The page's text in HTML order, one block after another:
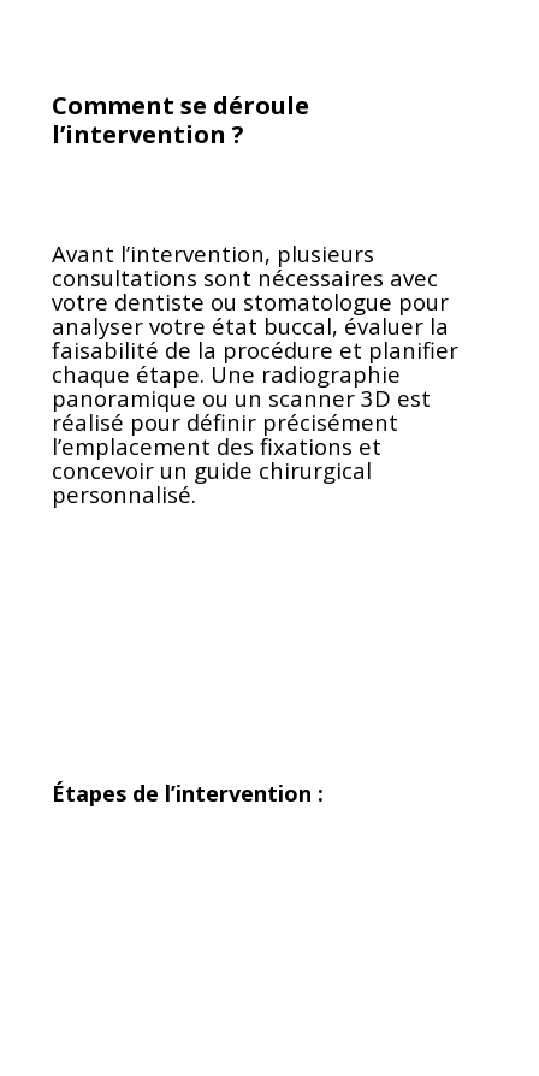
Comment se déroule
l’intervention ?
Avant l’intervention, plusieurs
consultations sont nécessaires avec
votre dentiste ou stomatologue pour
analyser votre état buccal, évaluer la
faisabilité de la procédure et planifier
chaque étape. Une radiographie
panoramique ou un scanner 3D est
réalisé pour définir précisément
l’emplacement des fixations et
concevoir un guide chirurgical
personnalisé.
Étapes de l’intervention :